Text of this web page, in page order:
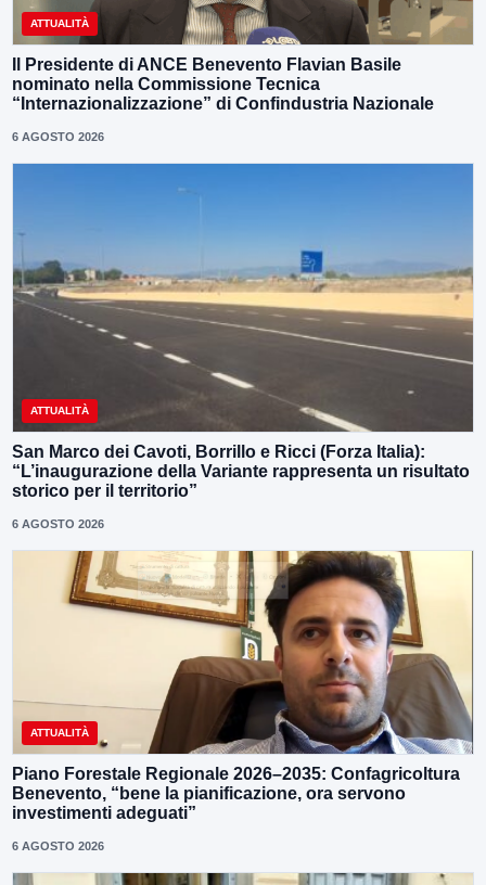
ATTUALITÀ
Il Presidente di ANCE Benevento Flavian Basile
nominato nella Commissione Tecnica
“Internazionalizzazione” di Confindustria Nazionale
6 AGOSTO 2026
ATTUALITÀ
San Marco dei Cavoti, Borrillo e Ricci (Forza Italia):
“L’inaugurazione della Variante rappresenta un risultato
storico per il territorio”
6 AGOSTO 2026
ATTUALITÀ
Piano Forestale Regionale 2026–2035: Confagricoltura
Benevento, “bene la pianificazione, ora servono
investimenti adeguati”
6 AGOSTO 2026